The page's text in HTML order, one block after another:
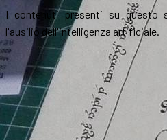
I contenuti presenti su questo
l'ausilio dell'intelligenza artificiale.